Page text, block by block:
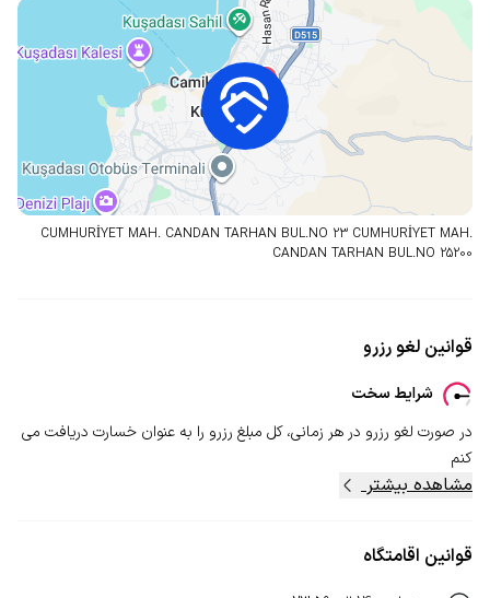
CUMHURİYET MAH. CANDAN TARHAN BUL.NO 23 CUMHURİYET MAH.
CANDAN TARHAN BUL.NO 25200
قوانین لغو رزرو
شرایط سخت
در صورت لغو رزرو در هر زمانی، کل مبلغ رزرو را به عنوان خسارت دریافت می
کنم
مشاهده بیشتر
قوانین اقامتگاه